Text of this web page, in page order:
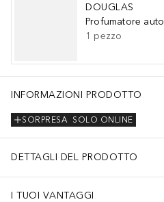
DOUGLAS
Profumatore auto
1 pezzo
INFORMAZIONI PRODOTTO
SOLO ONLINE
SORPRESA
DETTAGLI DEL PRODOTTO
I TUOI VANTAGGI